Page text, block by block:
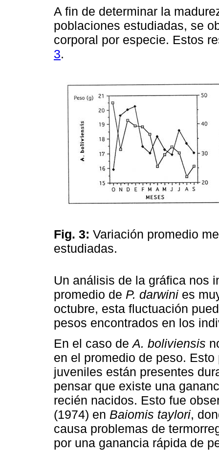
A fin de determinar la
poblaciones estudiadas, se
corporal por especie. Estos
3.
Fig. 3: Variación promedio
estudiadas.
Un análisis de la gráfica nos
promedio de P. darwini es
octubre, esta fluctuación
pesos encontrados en los
En el caso deA. boliviensis
en el promedio de peso.
juveniles están presentes
pensar que existe una
recién nacidos. Esto fue
(1974) en Baiomis taylori,
causa problemas de
por una ganancia rápida de